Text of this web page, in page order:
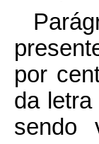
por
da
sendo